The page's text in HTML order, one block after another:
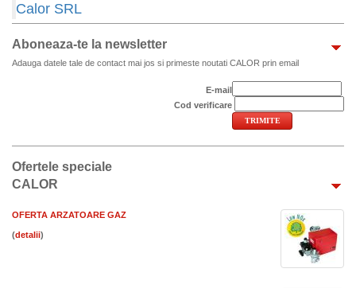
Calor SRL
Aboneaza-te la newsletter
Adauga datele tale de contact mai jos si primeste noutati CALOR prin email
E-mail
Cod verificare
Ofertele speciale
CALOR
OFERTA ARZATOARE GAZ
( )